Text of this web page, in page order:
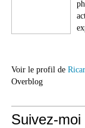
Voir le profil de
Overblog
Suivez-moi